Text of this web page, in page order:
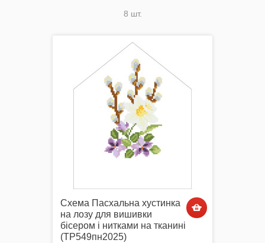
Заготовки для вишивки Бісером/Нитками
8 шт.
Схема Пасхальна хустинка
на лозу для вишивки
бісером і нитками на тканині
(ТР549пн2025)